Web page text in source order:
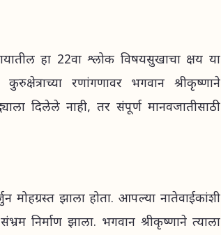
हा 22वा श्लोक विषयसुखाचा क्षय या
कुरुक्षेत्राच्या रणांगणावर भगवान श्रीकृष्णाने
दिलेले नाही, तर संपूर्ण मानवजातीसाठी
मोहग्रस्त झाला होता. आपल्या नातेवाईकांशी
निर्माण झाला. भगवान श्रीकृष्णाने त्याला